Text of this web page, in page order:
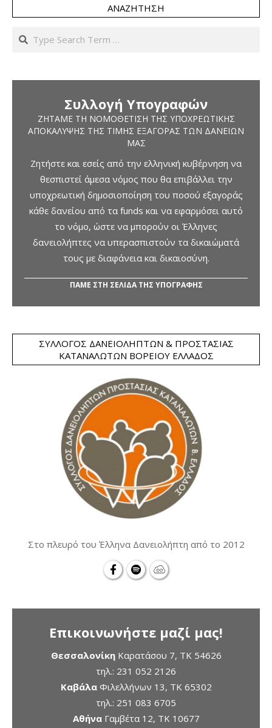
ΑΝΑΖΉΤΗΣΗ
Search
Συλλογή Υπογραφών
ΖΗΤΆΜΕ ΤΗ ΝΟΜΟΘΈΤΙΣΗ ΤΗΣ ΥΠΟΧΡΕΩΤΙΚΉΣ
ΑΠΟΚΆΛΥΨΗΣ ΤΗΣ ΤΙΜΉΣ ΕΞΑΓΟΡΆΣ ΤΩΝ ΔΑΝΕΊΩΝ
ΜΑΣ
Ζητήστε και εσείς από την ελληνική κυβέρνηση να
θεσπιστεί άμεσα νόμος που θα επιβάλλει την
υποχρεωτική δημοσιοποίηση του ποσού εξαγοράς
κάθε δανείου από τα funds και να εφαρμόσει αυτό
το νόμο, ώστε να μπορούν οι Έλληνες
δανειολήπτες να υπερασπιστούν τα δικαιώματά
τους με διαφάνεια και δικαιοσύνη.
ΠΑΜΕ ΣΤΗ ΣΕΛΙΔΑ ΤΗΣ ΥΠΟΓΡΑΦΗΣ
ΣΎΛΛΟΓΟΣ ΔΑΝΕΙΟΛΗΠΤΏΝ & ΠΡΟΣΤΑΣΊΑΣ
ΚΑΤΑΝΑΛΩΤΏΝ ΒΟΡΕΊΟΥ ΕΛΛΆΔΟΣ
Στο πλευρό του Έλληνα Δανειολήπτη από το 2012
Επικοινωνήστε μαζί μας!
ΘεσσαλονίκηΚαρατάσου 7, TK 54626
τηλ.: 231 052 2126
ΚαβάλαΦιλελλήνων 13, ΤΚ 65302
τηλ.: 251 083 6705
ΑθήναΓαμβέτα 12, ΤΚ 10677